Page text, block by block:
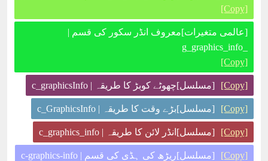
[Copy]
[عالمی متغیرات]معروف انڈر سکور کی قسم |
_g_graphics_info
[Copy]
[مسلسل]چھوٹے کوبڑ کا طریقہ | c_graphicsInfo [Copy]
[مسلسل]بڑے وقت کا طریقہ | c_GraphicsInfo [Copy]
[مسلسل]انڈر لائن کا طریقہ | c_graphics_info [Copy]
[مسلسل]ریڑھ کی ہڈی کی قسم | c-graphics-info [Copy]